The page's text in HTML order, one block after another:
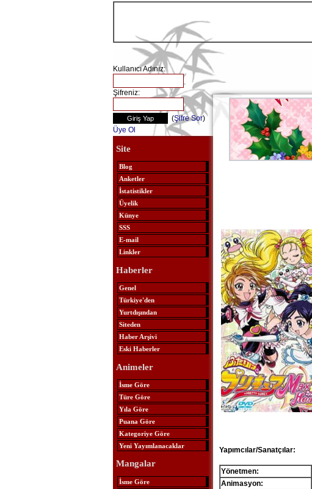
Kullanıcı Adınız:
Şifreniz:
(Şifre Sor)
Üye Ol
Site
Blog
Anketler
İstatistikler
Üyelik
Künye
SSS
E-mail
Linkler
Haberler
Genel
Türkiye'den
Yurtdışından
Siteden
Haber Arşivi
Eski Haberler
Animeler
İsme Göre
Türe Göre
Yıla Göre
Puana Göre
Kategoriye Göre
Yeni Yayımlanacaklar
Mangalar
İsme Göre
Yapımcılar/Sanatçılar:
Yönetmen:
Animasyon: